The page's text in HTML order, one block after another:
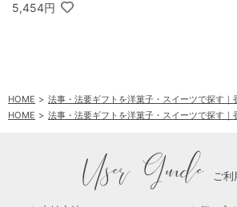
5,454円
HOME
法事・法要ギフトを洋菓子・スイーツで探す
HOME
法事・法要ギフトを洋菓子・スイーツで探す
User Guide ご